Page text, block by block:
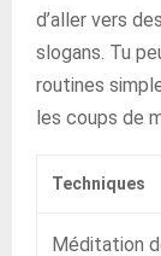
d’aller vers
slogans. Tu
routines
les coups de
Techniques
Méditation